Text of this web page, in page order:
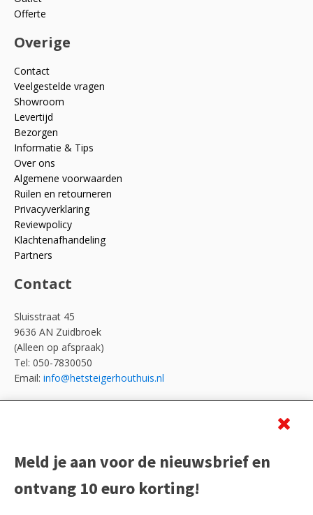
Offerte
Overige
Contact
Veelgestelde vragen
Showroom
Levertijd
Bezorgen
Informatie & Tips
Over ons
Algemene voorwaarden
Ruilen en retourneren
Privacyverklaring
Reviewpolicy
Klachtenafhandeling
Partners
Contact
Sluisstraat 45
9636 AN Zuidbroek
(Alleen op afspraak)
Tel: 050-7830050
Email: info@hetsteigerhouthuis.nl
Meld je aan voor de nieuwsbrief en
ontvang 10 euro korting!